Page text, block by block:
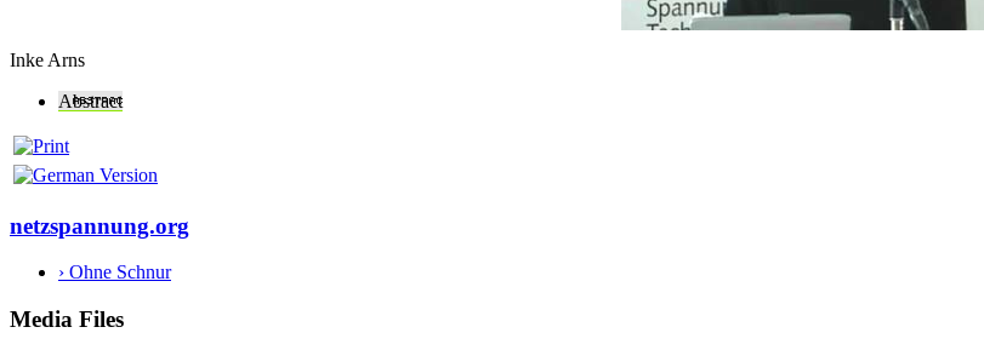
Inke Arns
Abstract
netzspannung.org
› Ohne Schnur
Media Files